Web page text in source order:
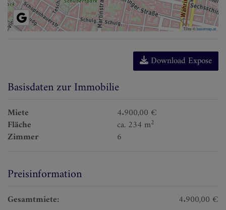
Tiles ©basemap.at
Download Expose
Basisdaten zur Immobilie
Miete
4.900,00 €
Fläche
ca. 234 m2
Zimmer 6
Preisinformation
Gesamtmiete:
4.900,00 €